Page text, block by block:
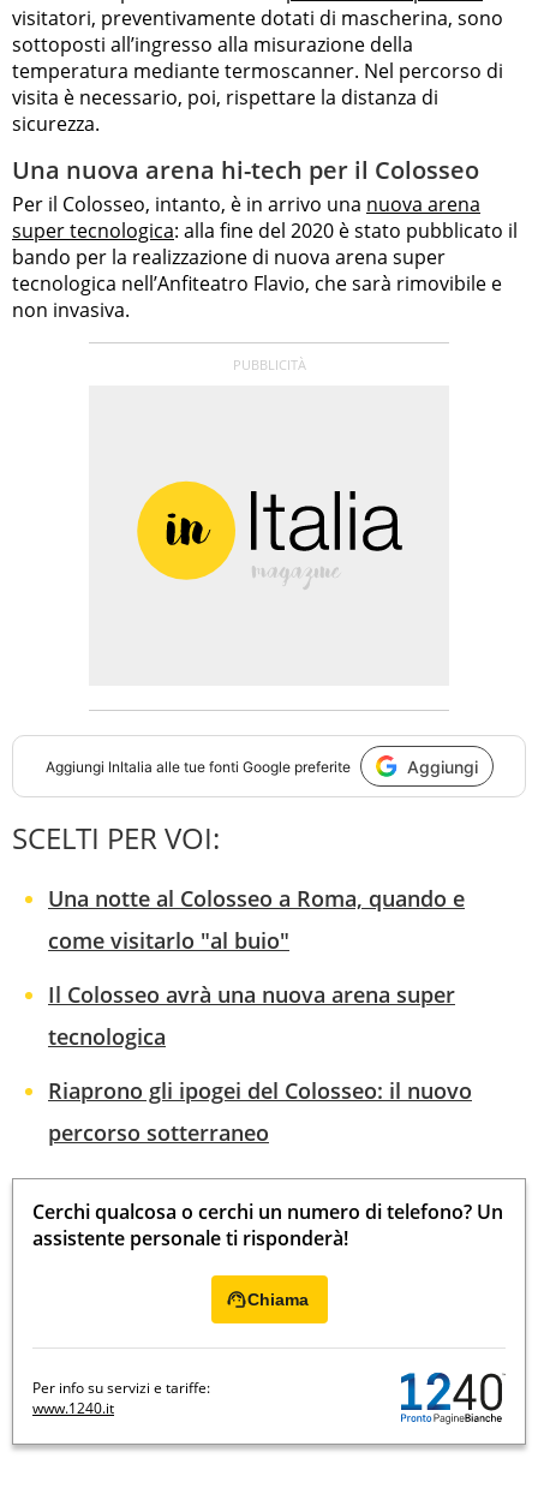
visitatori, preventivamente dotati di mascherina, sono
sottoposti all’ingresso alla misurazione della
temperatura mediante termoscanner. Nel percorso di
visita è necessario, poi, rispettare la distanza di
sicurezza.
Una nuova arena hi-tech per il Colosseo
Per il Colosseo, intanto, è in arrivo una nuova arena
super tecnologica: alla fine del 2020 è stato pubblicato il
bando per la realizzazione di nuova arena super
tecnologica nell’Anfiteatro Flavio, che sarà rimovibile e
non invasiva.
Aggiungi InItalia alle tue fonti Google preferite Aggiungi
SCELTI PER VOI:
Una notte al Colosseo a Roma, quando e
come visitarlo "al buio"
Il Colosseo avrà una nuova arena super
tecnologica
Riaprono gli ipogei del Colosseo: il nuovo
percorso sotterraneo
Cerchi qualcosa o cerchi un numero di telefono? Un
assistente personale ti risponderà!
Chiama
Per info su servizi e tariffe:
www.1240.it